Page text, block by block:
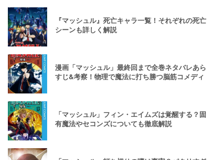
『マッシュル』死亡キャラ一覧！それぞれの死亡
シーンも詳しく解説
漫画「マッシュル」最終回まで全巻ネタバレあら
すじ&考察！物理で魔法に打ち勝つ脳筋コメディ
「マッシュル」フィン・エイムズは覚醒する？固
有魔法やセコンズについても徹底解説